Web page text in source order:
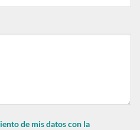
de mis datos con la